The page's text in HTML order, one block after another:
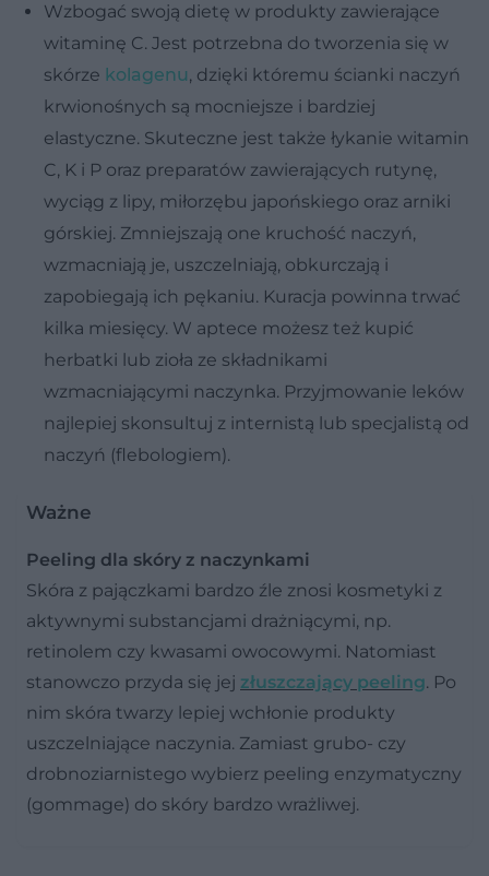
Wzbogać swoją dietę w produkty zawierające
witaminę C. Jest potrzebna do tworzenia się w
skórze kolagenu, dzięki któremu ścianki naczyń
krwionośnych są mocniejsze i bardziej
elastyczne. Skuteczne jest także łykanie witamin
C, K i P oraz preparatów zawierających rutynę,
wyciąg z lipy, miłorzębu japońskiego oraz arniki
górskiej. Zmniejszają one kruchość naczyń,
wzmacniają je, uszczelniają, obkurczają i
zapobiegają ich pękaniu. Kuracja powinna trwać
kilka miesięcy. W aptece możesz też kupić
herbatki lub zioła ze składnikami
wzmacniającymi naczynka. Przyjmowanie leków
najlepiej skonsultuj z internistą lub specjalistą od
naczyń (flebologiem).
Ważne
Peeling dla skóry z naczynkami
Skóra z pajączkami bardzo źle znosi kosmetyki z
aktywnymi substancjami drażniącymi, np.
retinolem czy kwasami owocowymi. Natomiast
stanowczo przyda się jej złuszczający peeling. Po
nim skóra twarzy lepiej wchłonie produkty
uszczelniające naczynia. Zamiast grubo- czy
drobnoziarnistego wybierz peeling enzymatyczny
(gommage) do skóry bardzo wrażliwej.